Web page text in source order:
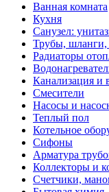
Ванная комната
Кухня
Санузел:
Трубы, шланги,
Радиаторы
Канализация и
Смесители
Насосы и
Теплый пол
Котельное
Сифоны
Арматура
Коллекторы и
Счетчики,